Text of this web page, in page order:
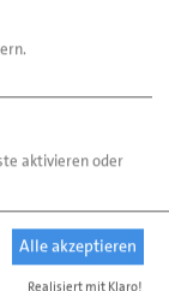
aktivieren oder
Alle akzeptieren
Realisiert mit Klaro!